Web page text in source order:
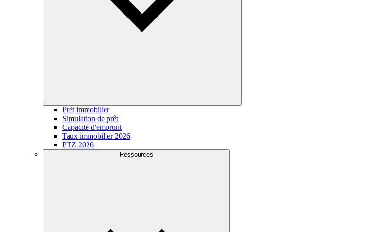
Prêt immobilier
Simulation de prêt
Capacité d'emprunt
Taux immobilier 2026
PTZ 2026
Ressources